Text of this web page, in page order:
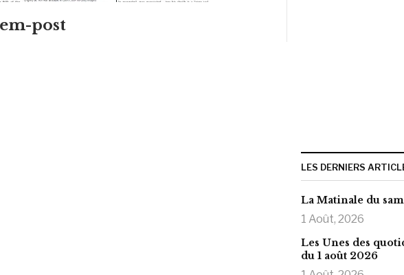
post
LES DERNIERS
La Matinale du
1 Août, 2026
Les Unes des
du 1 août 2026